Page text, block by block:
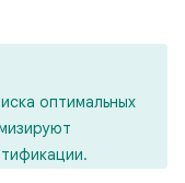
оптимальных